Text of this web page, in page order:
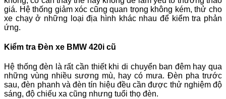
giá. Hệ thống giảm xóc cũng quan trọng không kém, thử cho
xe chạy ở những loại địa hình khác nhau để kiểm tra phản
ứng.
Kiểm tra Đèn xe BMW 420i cũ
Hệ thống đèn là rất cần thiết khi di chuyển ban đêm hay qua
những vùng nhiều sương mù, hay có mưa. Đèn pha trước
sau, đèn phanh và đèn tín hiệu đều cần được thử nghiệm độ
sáng, độ chiếu xa cũng nhưng tuổi thọ đèn.